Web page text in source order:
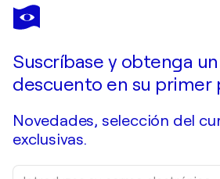
Suscríbase y obtenga un
descuento en su primer
Novedades, selección del
exclusivas.